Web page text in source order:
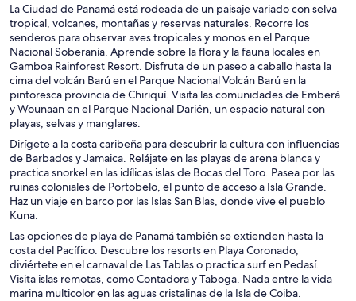
La Ciudad de Panamá está rodeada de un paisaje variado con selva
tropical, volcanes, montañas y reservas naturales. Recorre los
senderos para observar aves tropicales y monos en el Parque
Nacional Soberanía. Aprende sobre la flora y la fauna locales en
Gamboa Rainforest Resort. Disfruta de un paseo a caballo hasta la
cima del volcán Barú en el Parque Nacional Volcán Barú en la
pintoresca provincia de Chiriquí. Visita las comunidades de Emberá
y Wounaan en el Parque Nacional Darién, un espacio natural con
playas, selvas y manglares.
Dirígete a la costa caribeña para descubrir la cultura con influencias
de Barbados y Jamaica. Relájate en las playas de arena blanca y
practica snorkel en las idílicas islas de Bocas del Toro. Pasea por las
ruinas coloniales de Portobelo, el punto de acceso a Isla Grande.
Haz un viaje en barco por las Islas San Blas, donde vive el pueblo
Kuna.
Las opciones de playa de Panamá también se extienden hasta la
costa del Pacífico. Descubre los resorts en Playa Coronado,
diviértete en el carnaval de Las Tablas o practica surf en Pedasí.
Visita islas remotas, como Contadora y Taboga. Nada entre la vida
marina multicolor en las aguas cristalinas de la Isla de Coiba.